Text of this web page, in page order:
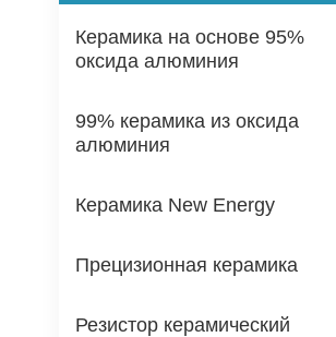
Керамика на основе 95%
оксида алюминия
99% керамика из оксида
алюминия
Керамика New Energy
Прецизионная керамика
Резистор керамический